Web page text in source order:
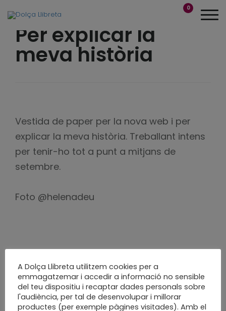
0
Per explicar la
meva història
Vestida de paper per la nova web i per
explicar la meva història. Treballant intens
per tenir-ho tot a punt a mitjans de
setembre.
Foto @helenadeu
A Dolça Llibreta utilitzem cookies per a
emmagatzemar i accedir a informació no sensible
del teu dispositiu i recaptar dades personals sobre
l'audiència, per tal de desenvolupar i millorar
productes (per exemple pàgines visitades). Amb el